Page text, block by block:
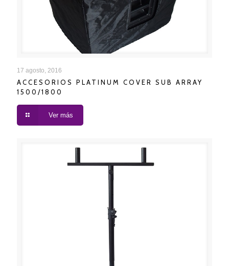
ACCESORIOS PLATINUM COVER SUB ARRAY
17 agosto, 2016
ACCESORIOS PLATINUM COVER SUB ARRAY
1500/1800
Ver más